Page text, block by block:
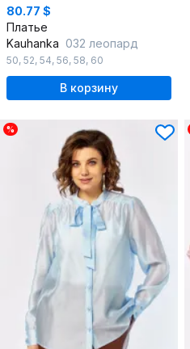
80.77 $
Платье
Kauhanka 032 леопард
50, 52, 54, 56, 58, 60
В корзину
%